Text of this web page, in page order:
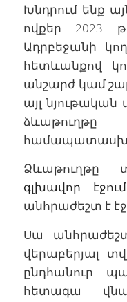
Խնդրում ենք
ովքեր 2023
Ադրբեջանի
հետևանքով
անշարժ կամ
այլ նյութական
Ձևաթուղթը
գլխավոր էջում
անհրաժեշտ է
Սա
վերաբերյալ
ընդհանուր
հետագա